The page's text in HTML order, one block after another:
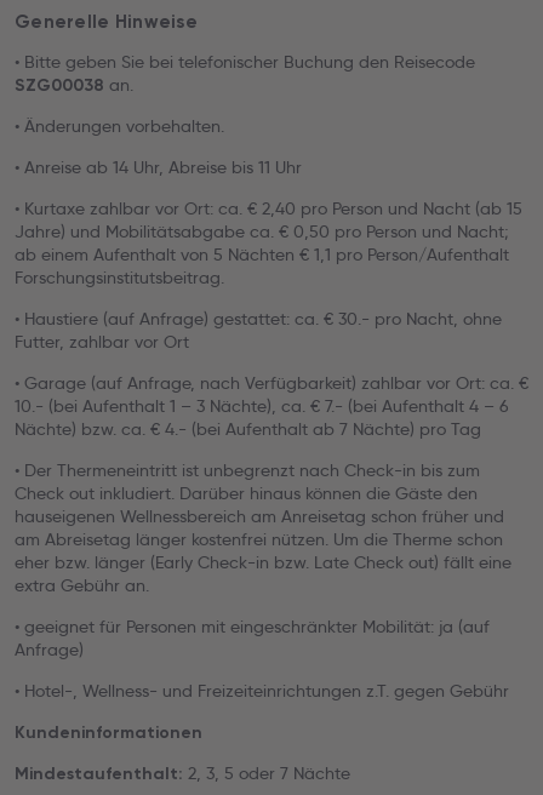
Generelle Hinweise
• Bitte geben Sie bei telefonischer Buchung den Reisecode
SZG00038 an.
• Änderungen vorbehalten.
• Anreise ab 14 Uhr, Abreise bis 11 Uhr
• Kurtaxe zahlbar vor Ort: ca. € 2,40 pro Person und Nacht (ab 15
Jahre) und Mobilitätsabgabe ca. € 0,50 pro Person und Nacht;
ab einem Aufenthalt von 5 Nächten € 1,1 pro Person/Aufenthalt
Forschungsinstitutsbeitrag.
• Haustiere (auf Anfrage) gestattet: ca. € 30.- pro Nacht, ohne
Futter, zahlbar vor Ort
• Garage (auf Anfrage, nach Verfügbarkeit) zahlbar vor Ort: ca. €
10.- (bei Aufenthalt 1 – 3 Nächte), ca. € 7.- (bei Aufenthalt 4 – 6
Nächte) bzw. ca. € 4.- (bei Aufenthalt ab 7 Nächte) pro Tag
• Der Thermeneintritt ist unbegrenzt nach Check-in bis zum
Check out inkludiert. Darüber hinaus können die Gäste den
hauseigenen Wellnessbereich am Anreisetag schon früher und
am Abreisetag länger kostenfrei nützen. Um die Therme schon
eher bzw. länger (Early Check-in bzw. Late Check out) fällt eine
extra Gebühr an.
• geeignet für Personen mit eingeschränkter Mobilität: ja (auf
Anfrage)
• Hotel-, Wellness- und Freizeiteinrichtungen z.T. gegen Gebühr
Kundeninformationen
Mindestaufenthalt: 2, 3, 5 oder 7 Nächte